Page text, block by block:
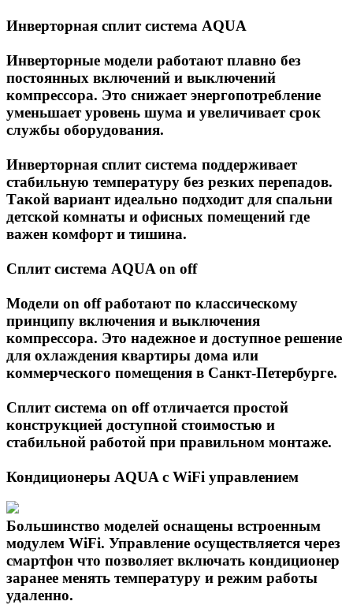
Инверторная сплит система AQUA
Инверторные модели работают плавно без
постоянных включений и выключений
компрессора. Это снижает энергопотребление
уменьшает уровень шума и увеличивает срок
службы оборудования.
Инверторная сплит система поддерживает
стабильную температуру без резких перепадов.
Такой вариант идеально подходит для спальни
детской комнаты и офисных помещений где
важен комфорт и тишина.
Сплит система AQUA on off
Модели on off работают по классическому
принципу включения и выключения
компрессора. Это надежное и доступное решение
для охлаждения квартиры дома или
коммерческого помещения в Санкт-Петербурге.
Сплит система on off отличается простой
конструкцией доступной стоимостью и
стабильной работой при правильном монтаже.
Кондиционеры AQUA с WiFi управлением
Большинство моделей оснащены встроенным
модулем WiFi. Управление осуществляется через
смартфон что позволяет включать кондиционер
заранее менять температуру и режим работы
удаленно.